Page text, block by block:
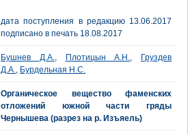
дата поступления в редакцию 13.06.2017
подписано в печать 18.08.2017
Бушнев Д.А., Плотицын А.Н.,
Груздев
Д.А., Бурдельная Н.С.
Органическое вещество фаменских
отложений южной части гряды
Чернышева (разрез на р. Изъяель)